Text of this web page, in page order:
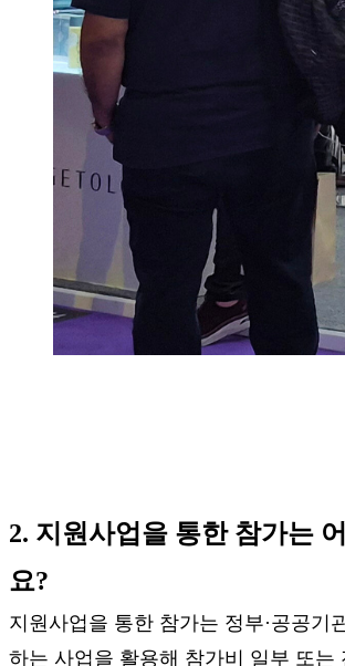
2. 지원사업을 통한 참가는
요?
지원사업을 통한 참가는 정부·공공기
하는 사업을 활용해 참가비 일부 또는